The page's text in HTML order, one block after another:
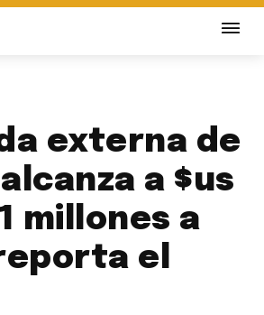
externa de
a $us
millones a
el